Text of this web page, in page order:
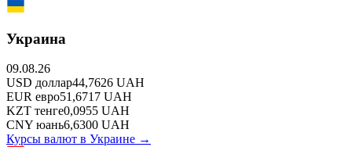
Украина
09.08.26
USD доллар44,7626 UAH
EUR евро51,6717 UAH
KZT тенге0,0955 UAH
CNY юань6,6300 UAH
Курсы валют в Украине →